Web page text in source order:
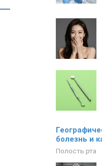
болезнь и
Полость рта